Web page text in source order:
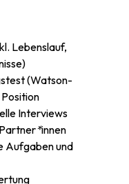
Lebenslauf,
(Watson-
Interviews
*innen
Aufgaben und